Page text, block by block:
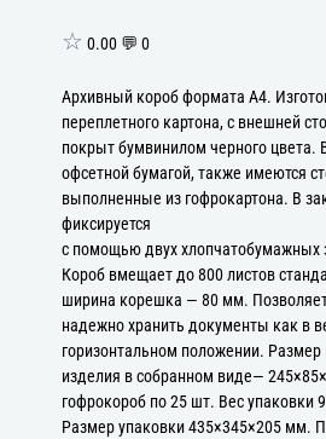
☆ 0.00 💬 0
Архивный короб формата А4.
переплетного картона, с внешней
покрыт бумвинилом черного цвета.
офсетной бумагой, также имеются
выполненные из гофрокартона. В
фиксируется
с помощью двух хлопчатобумажных
Короб вмещает до 800 листов
ширина корешка — 80 мм.
надежно хранить документы как в
горизонтальном положении. Размер
изделия в собранном виде—
гофрокороб по 25 шт. Вес упаковки
Размер упаковки 435×345×205 мм.